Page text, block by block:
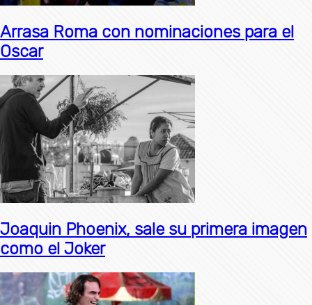
Arrasa Roma con nominaciones para el
Oscar
Joaquin Phoenix, sale su primera imagen
como el Joker